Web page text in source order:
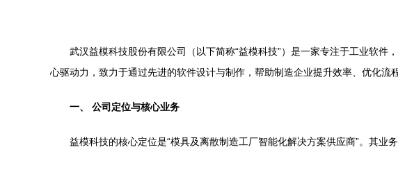
武汉益模科技股份有限公司（以下简称“益模科技”）是一家专注于工业软
心驱动力，致力于通过先进的软件设计与制作，帮助制造企业提升效率、优化流
一、 公司定位与核心业务
益模科技的核心定位是“模具及离散制造工厂智能化解决方案供应商”。其业